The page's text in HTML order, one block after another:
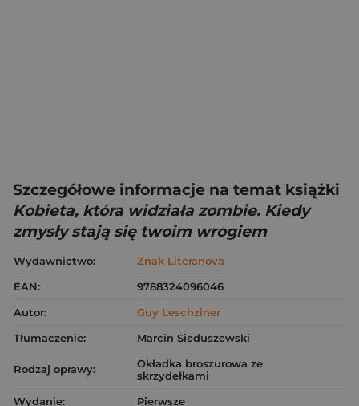
Szczegółowe informacje na temat książki
Kobieta, która widziała zombie. Kiedy
zmysły stają się twoim wrogiem
Wydawnictwo:
Znak Literanova
EAN:
9788324096046
Autor:
Guy Leschziner
Tłumaczenie:
Marcin Sieduszewski
Rodzaj oprawy:
Okładka broszurowa ze
skrzydełkami
Wydanie:
Pierwsze